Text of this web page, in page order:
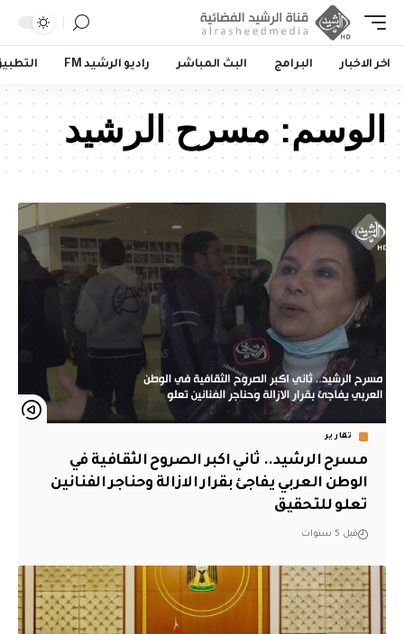
اخر الاخبار البرامج البث المباشر راديو الرشيد FM
الوسم:مسرح الرشيد
تقارير
مسرح الرشيد.. ثاني اكبر الصروح الثقافية في
الوطن العربي يفاجئ بقرار الازالة وحناجر الفنانين
تعلو للتحقيق
قبل 5 سنوات